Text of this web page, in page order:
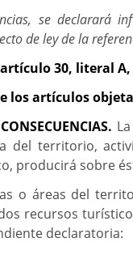
se declarará
de ley de la
30, literal
los artículos
del territorio,
producirá sobre
o áreas del
recursos
declaratoria: